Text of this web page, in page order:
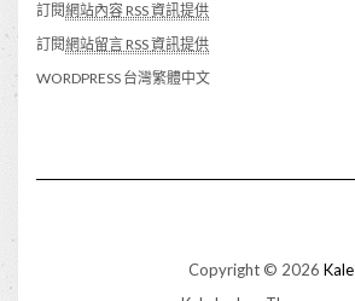
訂閱網站內容 RSS 資訊提供
訂閱網站留言 RSS 資訊提供
WORDPRESS 台灣繁體中文
Copyright © 2026 Kale